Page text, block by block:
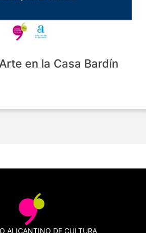
en la Casa Bardín
ALICANTINO DE CULTURA